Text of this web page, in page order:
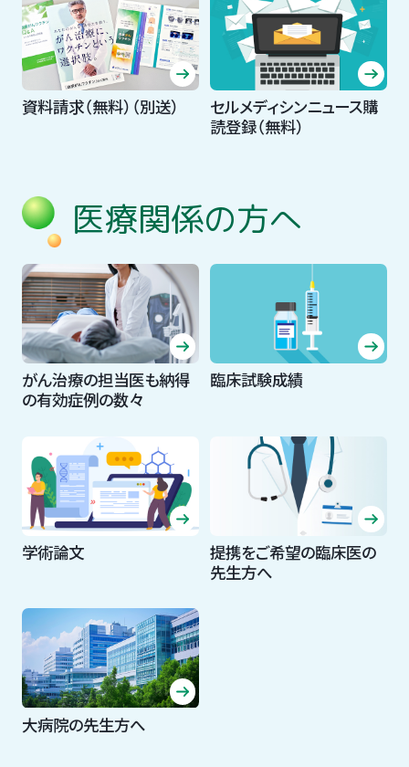
資料請求（無料）（別送）
セルメディシンニュース購
読登録（無料）
医療関係の方へ
がん治療の担当医も納得
の有効症例の数々
臨床試験成績
学術論文
提携をご希望の臨床医の
先生方へ
大病院の先生方へ